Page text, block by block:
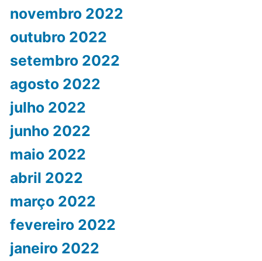
novembro 2022
outubro 2022
setembro 2022
agosto 2022
julho 2022
junho 2022
maio 2022
abril 2022
março 2022
fevereiro 2022
janeiro 2022